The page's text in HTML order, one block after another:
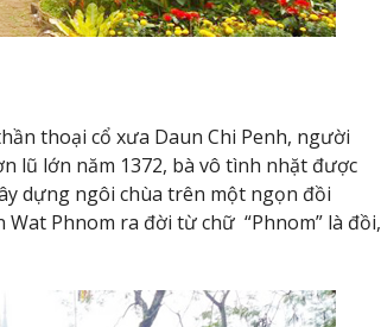
thoại cổ xưa Daun Chi Penh, người
lũ lớn năm 1372, bà vô tình nhặt được
dựng ngôi chùa trên một ngọn đồi
Phnom ra đời từ chữ “Phnom” là đồi,